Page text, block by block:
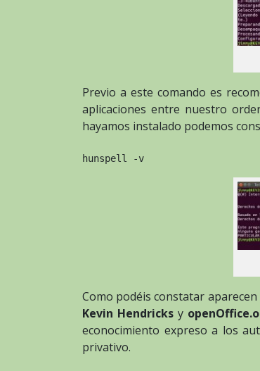
Previo a este comando es
aplicaciones entre nuestro
hayamos instalado podemos
hunspell -v
Como podéis constatar
Kevin Hendricksy
econocimiento expreso a los
privativo.